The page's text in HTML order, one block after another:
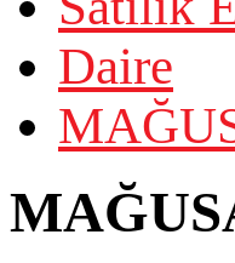
Daire